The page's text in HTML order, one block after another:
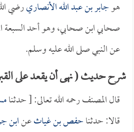
هوجابر بن عبد الله الأنصاريرضي
صحابي ابن صحابي، وهو أحد السبعة
عن النبي صلى الله عليه وسلم.
شرح حديث ( نهى أن يقعد على
قال المصنف رحمه الله تعالى: [ حدثنا
قالا: حدثناحفص بن غياثعنابن